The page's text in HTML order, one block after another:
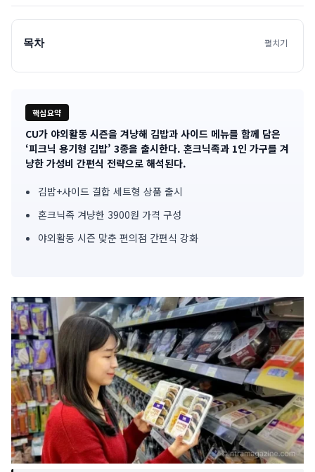
목차 펼치기
핵심요약
기
사
핵
심
CU가 야외활동 시즌을 겨냥해 김밥과 사이드 메뉴를 함께 담은
‘피크닉 용기형 김밥’ 3종을 출시한다. 혼크닉족과 1인 가구를 겨
냥한 가성비 간편식 전략으로 해석된다.
김밥+사이드 결합 세트형 상품 출시
혼크닉족 겨냥한 3900원 가격 구성
야외활동 시즌 맞춘 편의점 간편식 강화